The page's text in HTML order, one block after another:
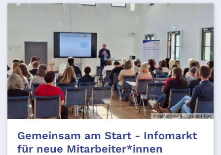
© Katholische KiTa gGmbH Trier
Gemeinsam am Start - Infomarkt
für neue Mitarbeiter*innen